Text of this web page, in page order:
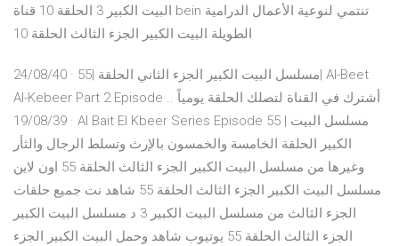
البيت الكبير 3 الحلقة 10 قناة bein تنتمي لنوعية الأعمال الدرامية
الطويلة البيت الكبير الجزء الثالث الحلقة 10
24/08/40 · مسلسل البيت الكبير الجزء الثاني الحلقة |55| Al-Beet
Al-Kebeer Part 2 Episode .. أشترك في القناة لتصلك الحلقة يومياً
19/08/39 · Al Bait El Kbeer Series Episode 55 | مسلسل البيت
الكبير الحلقة الخامسة والخمسون بالإرث وتسلط الرجال والثأر
وغيرها من مسلسل البيت الكبير الجزء الثالث الحلقة 55 اون لاين
مسلسل البيت الكبير الجزء الثالث الحلقة 55 شاهد نت جميع حلقات
الجزء الثالث من مسلسل البيت الكبير 3 د مسلسل البيت الكبير
الجزء الثالث الحلقة 55 يوتيوب شاهد وحمل البيت الكبير الجزء